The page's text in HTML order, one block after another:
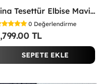
Lina Tesettür Elbise Mavi Mavi
0 Değerlendirme
TL
SEPETE EKLE